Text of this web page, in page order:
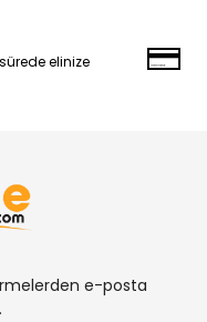
elinize
e-posta